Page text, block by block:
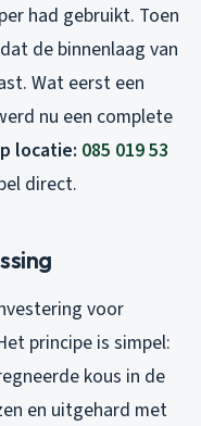
had gebruikt. Toen
de binnenlaag van
Wat eerst een
nu een complete
locatie: 085 019 53
direct.
voor
principe is simpel:
kous in de
en uitgehard met